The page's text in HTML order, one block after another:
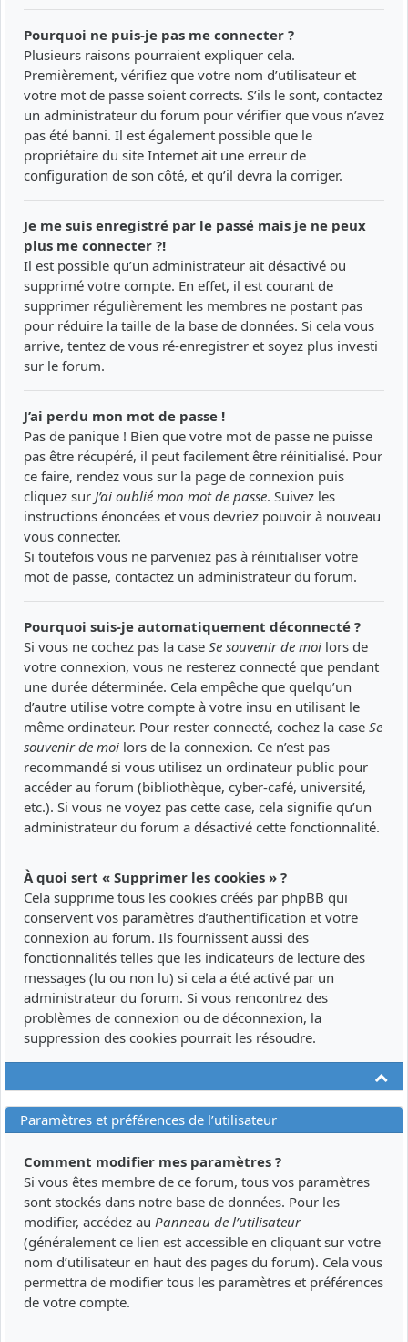
Pourquoi ne puis-je pas me connecter ?
Plusieurs raisons pourraient expliquer cela.
Premièrement, vérifiez que votre nom d’utilisateur et
votre mot de passe soient corrects. S’ils le sont, contactez
un administrateur du forum pour vérifier que vous n’avez
pas été banni. Il est également possible que le
propriétaire du site Internet ait une erreur de
configuration de son côté, et qu’il devra la corriger.
Je me suis enregistré par le passé mais je ne peux
plus me connecter ?!
Il est possible qu’un administrateur ait désactivé ou
supprimé votre compte. En effet, il est courant de
supprimer régulièrement les membres ne postant pas
pour réduire la taille de la base de données. Si cela vous
arrive, tentez de vous ré-enregistrer et soyez plus investi
sur le forum.
J’ai perdu mon mot de passe !
Pas de panique ! Bien que votre mot de passe ne puisse
pas être récupéré, il peut facilement être réinitialisé. Pour
ce faire, rendez vous sur la page de connexion puis
cliquez sur J’ai oublié mon mot de passe. Suivez les
instructions énoncées et vous devriez pouvoir à nouveau
vous connecter.
Si toutefois vous ne parveniez pas à réinitialiser votre
mot de passe, contactez un administrateur du forum.
Pourquoi suis-je automatiquement déconnecté ?
Si vous ne cochez pas la case Se souvenir de moi lors de
votre connexion, vous ne resterez connecté que pendant
une durée déterminée. Cela empêche que quelqu’un
d’autre utilise votre compte à votre insu en utilisant le
même ordinateur. Pour rester connecté, cochez la case Se
souvenir de moi lors de la connexion. Ce n’est pas
recommandé si vous utilisez un ordinateur public pour
accéder au forum (bibliothèque, cyber-café, université,
etc.). Si vous ne voyez pas cette case, cela signifie qu’un
administrateur du forum a désactivé cette fonctionnalité.
À quoi sert « Supprimer les cookies » ?
Cela supprime tous les cookies créés par phpBB qui
conservent vos paramètres d’authentification et votre
connexion au forum. Ils fournissent aussi des
fonctionnalités telles que les indicateurs de lecture des
messages (lu ou non lu) si cela a été activé par un
administrateur du forum. Si vous rencontrez des
problèmes de connexion ou de déconnexion, la
suppression des cookies pourrait les résoudre.
Paramètres et préférences de l’utilisateur
Comment modifier mes paramètres ?
Si vous êtes membre de ce forum, tous vos paramètres
sont stockés dans notre base de données. Pour les
modifier, accédez au Panneau de l’utilisateur
(généralement ce lien est accessible en cliquant sur votre
nom d’utilisateur en haut des pages du forum). Cela vous
permettra de modifier tous les paramètres et préférences
de votre compte.